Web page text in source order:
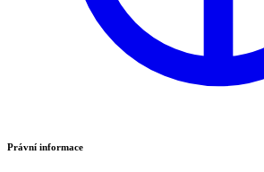
Právní informace